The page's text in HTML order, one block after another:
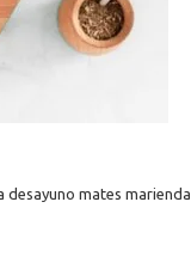
mates marienda